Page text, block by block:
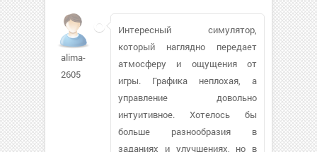
alima-
2605
Интересный симулятор,
который наглядно передает
атмосферу и ощущения от
игры. Графика неплохая, а
управление довольно
интуитивное. Хотелось бы
больше разнообразия в
заданиях и улучшениях, но в